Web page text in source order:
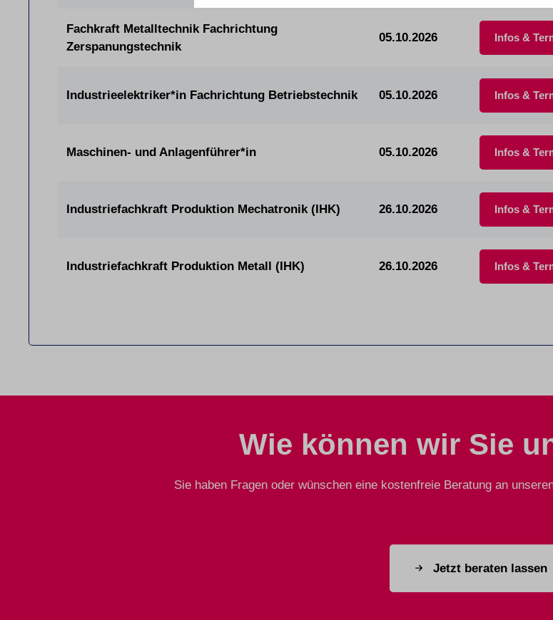
Fachkraft Metalltechnik Fachrichtung
Zerspanungstechnik
05.10.2026 Infos &
Industrieelektriker*in Fachrichtung Betriebstechnik 05.10.2026 Infos &
Maschinen- und Anlagenführer*in 05.10.2026 Infos &
Industriefachkraft Produktion Mechatronik (IHK) 26.10.2026 Infos &
Industriefachkraft Produktion Metall (IHK) 26.10.2026 Infos &
Wie können wir Sie
Sie haben Fragen oder wünschen eine kostenfreie Beratung an
Jetzt beraten lassen